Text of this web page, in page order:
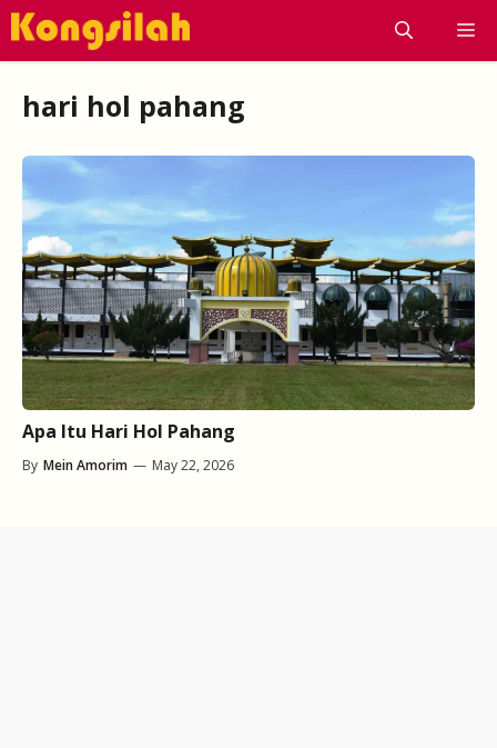
Skip
hari hol pahang
Apa Itu Hari Hol Pahang
By Mein Amorim — May 22, 2026